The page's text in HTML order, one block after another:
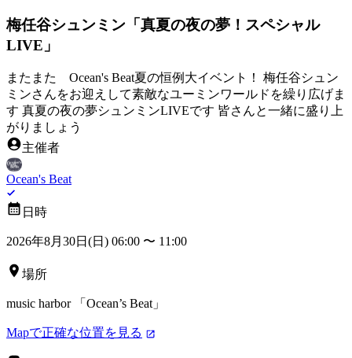
梅任谷シュンミン「真夏の夜の夢！スペシャル
LIVE」
またまた Ocean's Beat夏の恒例大イベント！ 梅任谷シュン
ミンさんをお迎えして素敵なユーミンワールドを繰り広げま
す 真夏の夜の夢シュンミンLIVEです 皆さんと一緒に盛り上
がりましょう
主催者
Ocean's Beat
日時
2026年8月30日(日) 06:00 〜 11:00
場所
music harbor 「Ocean’s Beat」
Mapで正確な位置を見る